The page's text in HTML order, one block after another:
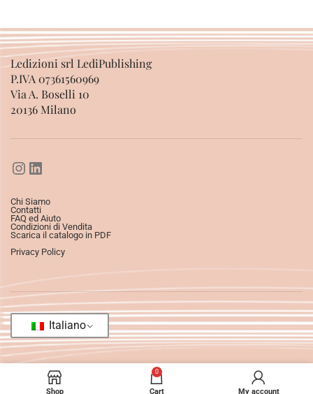
Ledizioni srl LediPublishing
P.IVA 07361560969
Via A. Boselli 10
20136 Milano
Chi Siamo
Contatti
FAQ ed Aiuto
Condizioni di Vendita
Scarica il catalogo in PDF
Privacy Policy
Italiano
Shop
0
Cart My account